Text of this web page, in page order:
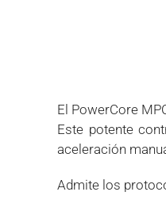
El PowerCore
Este potente
aceleración
Admite los